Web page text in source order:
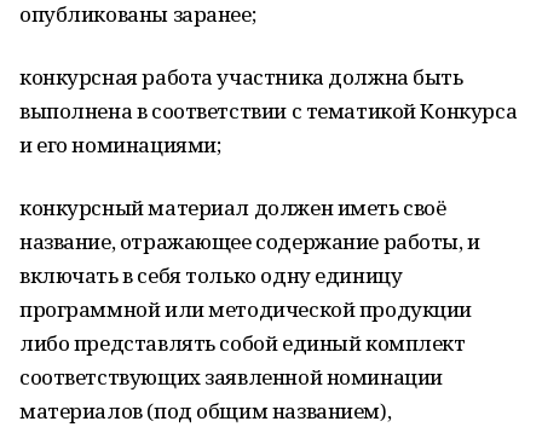
опубликованы заранее;
конкурсная работа участника должна быть
выполнена в соответствии с тематикой Конкурса
и его номинациями;
конкурсный материал должен иметь своё
название, отражающее содержание работы, и
включать в себя только одну единицу
программной или методической продукции
либо представлять собой единый комплект
соответствующих заявленной номинации
материалов (под общим названием),